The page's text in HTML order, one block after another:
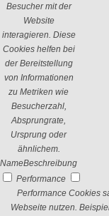
Besucher mit der
Website
interagieren. Diese
Cookies helfen bei
der Bereitstellung
von Informationen
zu Metriken wie
Besucherzahl,
Absprungrate,
Ursprung oder
ähnlichem.
NameBeschreibung
Performance
Performance Cookies
Webseite nutzen.